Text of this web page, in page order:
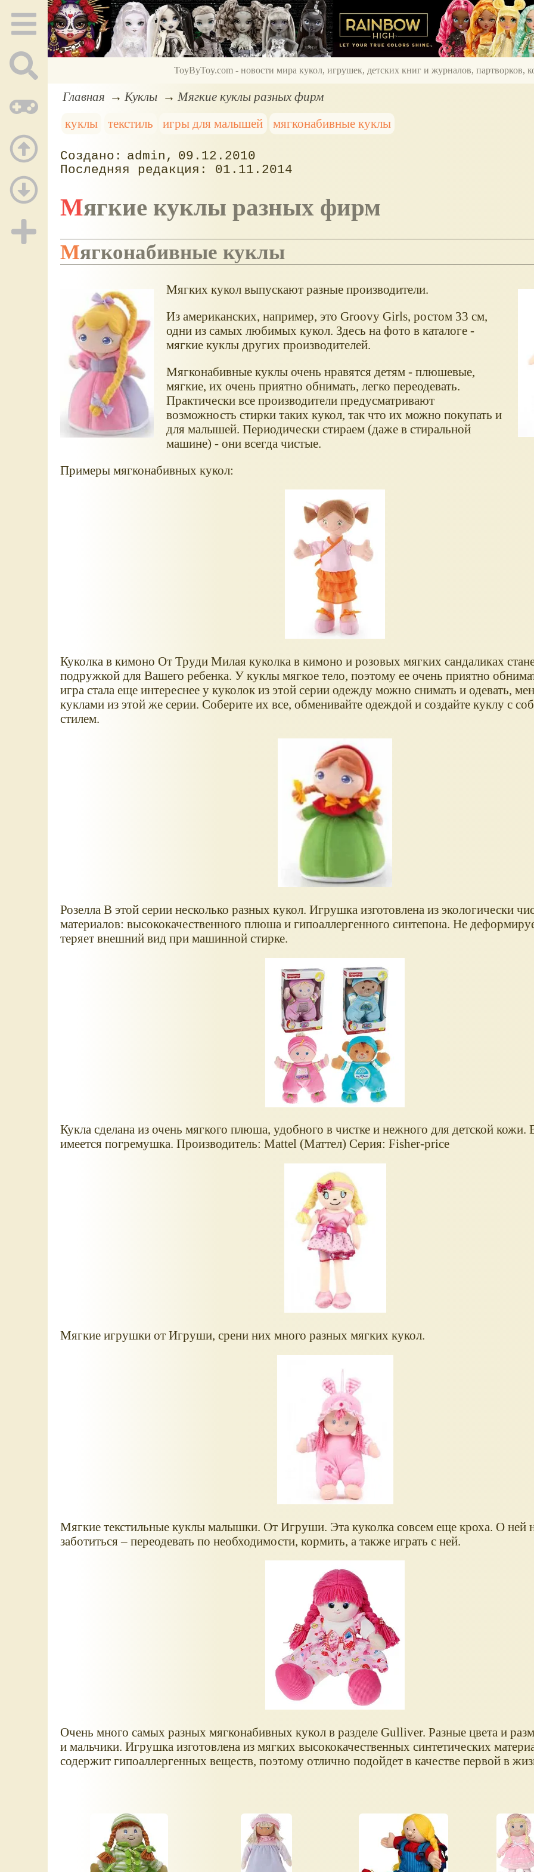
ToyByToy.com - новости мира кукол, игрушек, детских книг и журналов, партворков,
Главная Куклы
Мягкие куклы разных фирм
куклы
текстиль игры для малышей мягконабивные куклы
admin
09.12.2010
01.11.2014
Мягкие куклы разных фирм
Мягконабивные куклы
Мягких кукол выпускают разные производители.
Из американских, например, это Groovy Girls, ростом 33 см,
одни из самых любимых кукол. Здесь на фото в каталоге -
мягкие куклы других производителей.
Мягконабивные куклы очень нравятся детям - плюшевые,
мягкие, их очень приятно обнимать, легко переодевать.
Практически все производители предусматривают
возможность стирки таких кукол, так что их можно покупать и
для малышей. Периодически стираем (даже в стиральной
машине) - они всегда чистые.
Примеры мягконабивных кукол:
Куколка в кимоно От Труди Милая куколка в кимоно и розовых мягких сандаликах
подружкой для Вашего ребенка. У куклы мягкое тело, поэтому ее очень приятно
игра стала еще интереснее у куколок из этой серии одежду можно снимать и одевать,
куклами из этой же серии. Соберите их все, обменивайте одеждой и создайте куклу с
стилем.
Розелла В этой серии несколько разных кукол. Игрушка изготовлена из экологически
материалов: высококачественного плюша и гипoaллepгeнного cинтепoна. Не
теряет внешний вид при машинной стирке.
Кукла сделана из очень мягкого плюша, удобного в чистке и нежного для детской кожи.
имеется погремушка. Производитель: Mattel (Маттел) Серия: Fisher-price
Мягкие игрушки от Игруши, срени них много разных мягких кукол.
Мягкие текстильные куклы малышки. От Игруши. Эта куколка совсем еще кроха. О ней
заботиться – переодевать по необходимости, кормить, а также играть с ней.
Очень много самых разных мягконабивных кукол в разделе Gulliver. Разные цвета и
и мальчики. Игрушка изготовлена из мягких высококачественных синтетических
содержит гипоаллергенных веществ, поэтому отлично подойдет в качестве первой в